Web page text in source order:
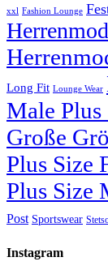
xxl Fashion Lounge
Long Fit Lounge Wear
Male
Große
Plus Size
Plus Size
Post Sportswear
Instagram